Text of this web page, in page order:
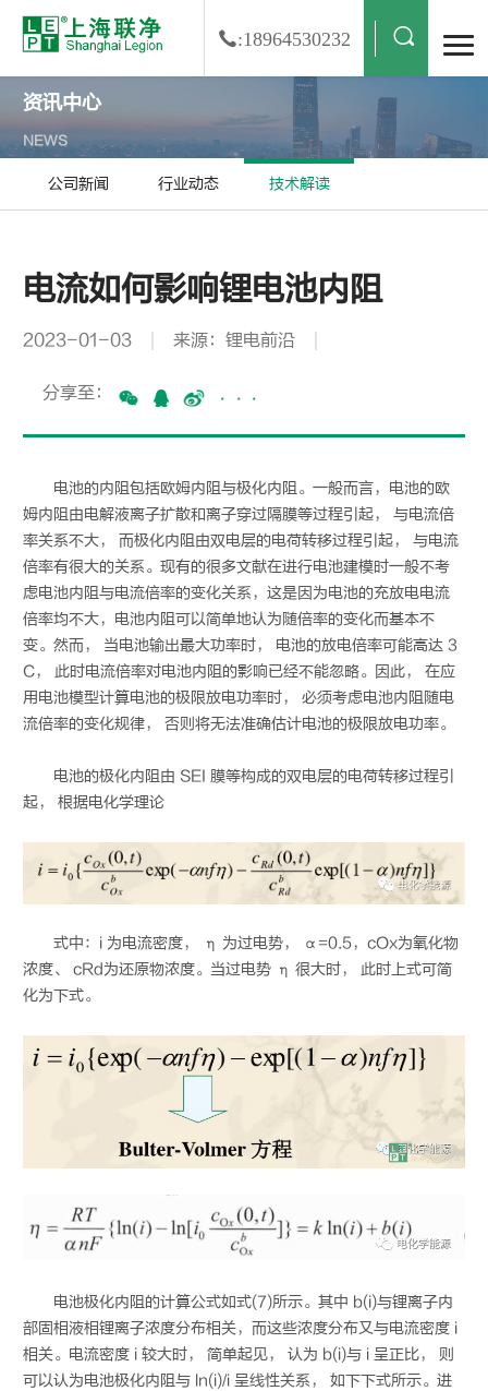
:18964530232
资讯中心
NEWS
公司新闻 行业动态 技术解读
电流如何影响锂电池内阻
2023-01-03 来源：锂电前沿
分享至： ···
电池的内阻包括欧姆内阻与极化内阻。一般而言，电池的欧
姆内阻由电解液离子扩散和离子穿过隔膜等过程引起， 与电流倍
率关系不大， 而极化内阻由双电层的电荷转移过程引起， 与电流
倍率有很大的关系。现有的很多文献在进行电池建模时一般不考
虑电池内阻与电流倍率的变化关系，这是因为电池的充放电电流
倍率均不大，电池内阻可以简单地认为随倍率的变化而基本不
变。然而， 当电池输出最大功率时， 电池的放电倍率可能高达 3
C， 此时电流倍率对电池内阻的影响已经不能忽略。因此， 在应
用电池模型计算电池的极限放电功率时， 必须考虑电池内阻随电
流倍率的变化规律， 否则将无法准确估计电池的极限放电功率。
电池的极化内阻由 SEI 膜等构成的双电层的电荷转移过程引
起， 根据电化学理论
式中：i 为电流密度， η 为过电势， α=0.5，cOx为氧化物
浓度、 cRd为还原物浓度。当过电势 η 很大时， 此时上式可简
化为下式。
电池极化内阻的计算公式如式(7)所示。其中 b(i)与锂离子内
部固相液相锂离子浓度分布相关，而这些浓度分布又与电流密度 i
相关。电流密度 i 较大时， 简单起见， 认为 b(i)与 i 呈正比， 则
可以认为电池极化内阻与 ln(i)/i 呈线性关系， 如下下式所示。进